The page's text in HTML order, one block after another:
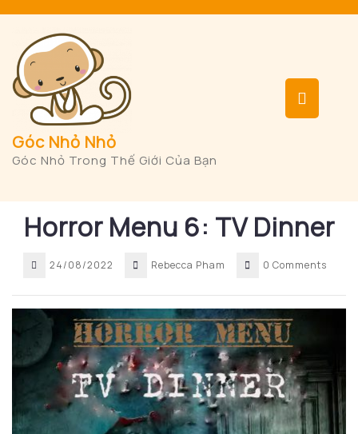
content
Góc Nhỏ Nhỏ
Góc Nhỏ Trong Thế Giới Của Bạn
Horror Menu 6: TV Dinner
24/08/2022 Rebecca Pham 0 Comments